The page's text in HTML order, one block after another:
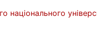
національного